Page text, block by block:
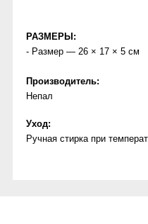
РАЗМЕРЫ:
- Размер — 26 × 17 × 5 см
Производитель:
Непал
Уход:
Ручная стирка при